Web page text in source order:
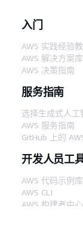
入门
AWS 实践经验
AWS 解决方案库
AWS 决策指南
服务指南
选择生成式人工
AWS 服务指南
GitHub 上的
开发人员工
AWS 代码示例库
AWS CLI
AWS 构建者中心